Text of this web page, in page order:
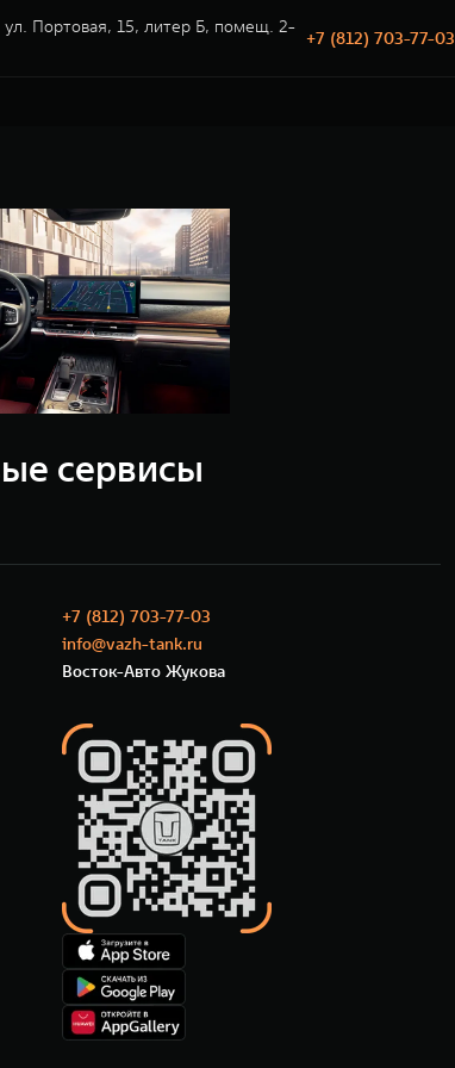
ул. Портовая, 15, литер Б, помещ. 2-
+7 (812) 703-77-03
сервисы
+7 (812) 703-77-03
info@vazh-tank.ru
Восток-Авто Жукова